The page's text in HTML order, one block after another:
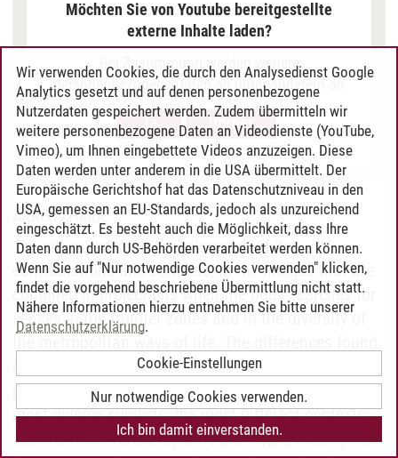
Möchten Sie von Youtube bereitgestellte
externe Inhalte laden?
Bei Zustimmung werden weitere
personenbezogene Daten an unter anderem an
Google in den USA übermittelt, um Ihnen Youtube-
Videos anzuzeigen. Der Europäische Gerichtshof
hat das Datenschutzniveau in den USA, gemessen
an EU-Standards, jedoch als unzureichend
eingeschätzt. Es besteht auch die Möglichkeit,
dass Ihre Daten dann durch US-Behörden
verarbeitet werden können. Klicken Sie auf „Ja“
erfolgt die Weitergabe nur für die Anzeige dieses
Videos. Bei Klick auf „Immer“ erfolgt die
Weitergabe generell bei Anzeige von Youtube-
Videos auf unserer Seite. Nähere Informationen
hierzu entnehmen Sie bitte unserer
Datenschutzerklärung
Ja Immer
ARRHYTHMIA
The city pulsates in the mismatch of its
contradictions and conflicts, in the images that are
compiled in projections when the body searches for
senses in the frontier zones and in the diversity of
in the territory of the city of São Paulo result in a
palimpsest, a multiform organism that covers the
most diverse subjects, the most different contexts
and the most varied rhythms that make the city flow
Wir verwenden Cookies, die durch den Analysedienst Google
Analytics gesetzt und auf denen personenbezogene
Nutzerdaten gespeichert werden. Zudem übermitteln wir
weitere personenbezogene Daten an Videodienste (YouTube,
Vimeo), um Ihnen eingebettete Videos anzuzeigen. Diese
Daten werden unter anderem in die USA übermittelt. Der
Europäische Gerichtshof hat das Datenschutzniveau in den
USA, gemessen an EU-Standards, jedoch als unzureichend
eingeschätzt. Es besteht auch die Möglichkeit, dass Ihre
Daten dann durch US-Behörden verarbeitet werden können.
Wenn Sie auf "Nur notwendige Cookies verwenden" klicken,
findet die vorgehend beschriebene Übermittlung nicht statt.
Nähere Informationen hierzu entnehmen Sie bitte unserer
Datenschutzerklärung.
Cookie-Einstellungen
Nur notwendige Cookies verwenden.
Ich bin damit einverstanden.